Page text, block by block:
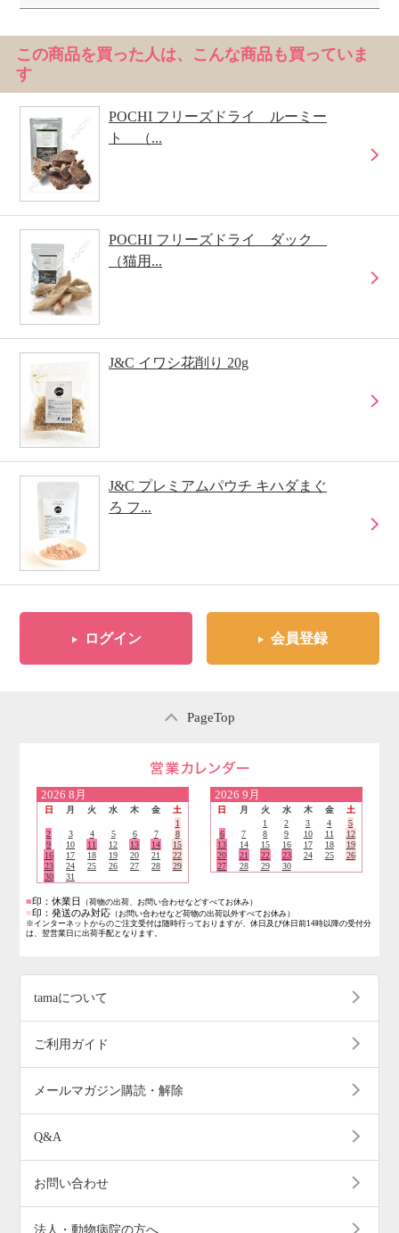
この商品を買った人は、こんな商品も買っていま
す
POCHI フリーズドライ ルーミー
ト （...
POCHI フリーズドライ ダック
（猫用...
J&C イワシ花削り 20g
J&C プレミアムパウチ キハダまぐ
ろ フ...
ログイン 会員登録
PageTop
2026 8月
日 月 火 水 木 金
土
1
2
3 4 5 6 7
8
9
10 11 12 13 14
15
16
17 18 19 20 21
22
23
24 25 26 27 28
29
30
31
2026 9月
日 月 火 水 木 金
土
1
2 3 4
5
6
7 8 9 10 11
12
13
14 15 16 17 18
19
20
21 22 23 24 25
26
27
28 29 30
■印：休業日 （荷物の出荷、お問い合わせなどすべてお休み）
■印：発送のみ対応 （お問い合わせなど荷物の出荷以外すべてお休み）
※インターネットからのご注文受付は随時行っておりますが、休日及び休日前14時以降の受付分
は、翌営業日に出荷手配となります。
tamaについて
ご利用ガイド
メールマガジン購読・解除
Q&A
お問い合わせ
法人・動物病院の方へ